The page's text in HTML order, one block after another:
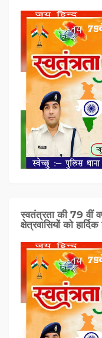
स्वतंत्रता की 79 वीं
क्षेत्रवासियों को